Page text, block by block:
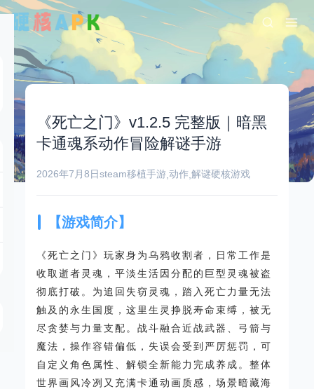
《死亡之门》v1.2.5 完整版｜暗黑
卡通魂系动作冒险解谜手游
2026年7月8日steam移植手游 动作 解谜硬核游戏
【游戏简介】
《死亡之门》玩家身为乌鸦收割者，日常工作是
收取逝者灵魂，平淡生活因分配的巨型灵魂被盗
彻底打破。为追回失窃灵魂，踏入死亡力量无法
触及的永生国度，这里生灵挣脱寿命束缚，被无
尽贪婪与力量支配。战斗融合近战武器、弓箭与
魔法，操作容错偏低，失误会受到严厉惩罚，可
自定义角色属性、解锁全新能力完成养成。整体
世界画风冷冽又充满卡通动画质感，场景暗藏海